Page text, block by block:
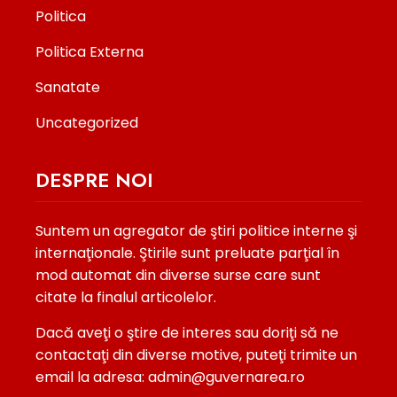
Politica
Politica Externa
Sanatate
Uncategorized
DESPRE NOI
Suntem un agregator de ştiri politice interne şi
internaţionale. Ştirile sunt preluate parţial în
mod automat din diverse surse care sunt
citate la finalul articolelor.
Dacă aveţi o ştire de interes sau doriţi să ne
contactaţi din diverse motive, puteţi trimite un
email la adresa: admin@guvernarea.ro